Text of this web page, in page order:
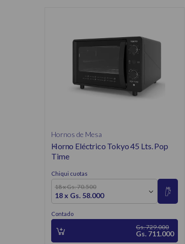
Hornos de Mesa
Horno Eléctrico Tokyo 45 Lts. Pop
Time
Chiqui cuotas
18 x Gs. 70.500
18 x Gs. 58.000
Contado
Gs. 729.000
Gs. 711.000